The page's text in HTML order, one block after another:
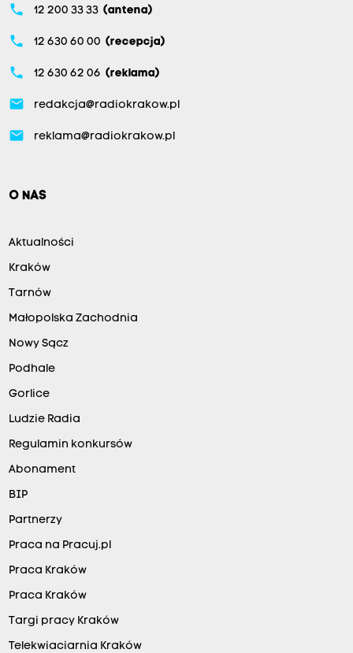
phone 12 200 33 33 (antena)
phone 12 630 60 00 (recepcja)
phone 12 630 62 06 (reklama)
email redakcja@radiokrakow.pl
email reklama@radiokrakow.pl
O NAS
Aktualności
Kraków
Tarnów
Małopolska Zachodnia
Nowy Sącz
Podhale
Gorlice
Ludzie Radia
Regulamin konkursów
Abonament
BIP
Partnerzy
Praca na Pracuj.pl
Praca Kraków
Praca Kraków
Targi pracy Kraków
Telekwiaciarnia Kraków